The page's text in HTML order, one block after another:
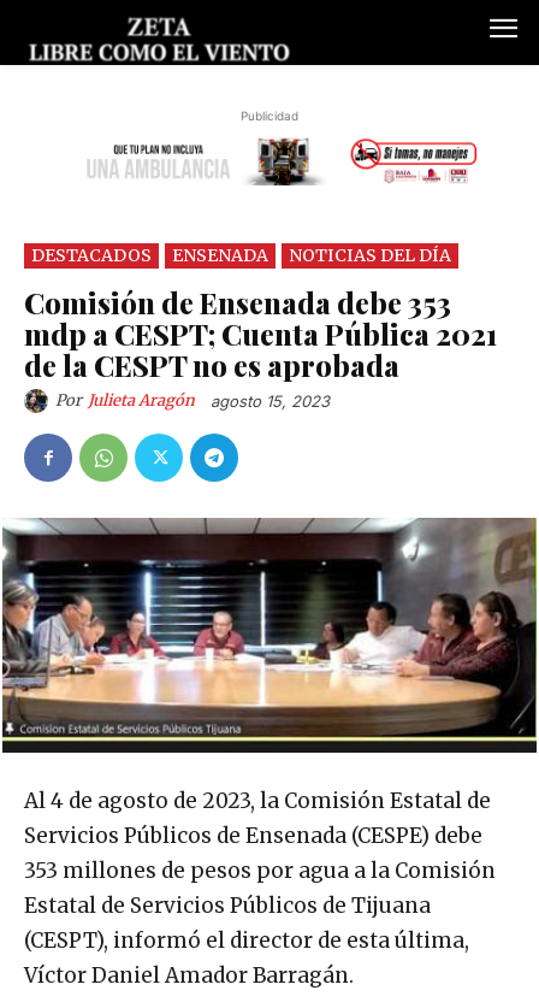
Publicidad
DESTACADOS ENSENADA NOTICIAS DEL DÍA
Comisión de Ensenada debe 353
mdp a CESPT; Cuenta Pública 2021
de la CESPT no es aprobada
Por Julieta Aragón agosto 15, 2023
Al 4 de agosto de 2023, la Comisión Estatal de
Servicios Públicos de Ensenada (CESPE) debe
353 millones de pesos por agua a la Comisión
Estatal de Servicios Públicos de Tijuana
(CESPT), informó el director de esta última,
Víctor Daniel Amador Barragán.